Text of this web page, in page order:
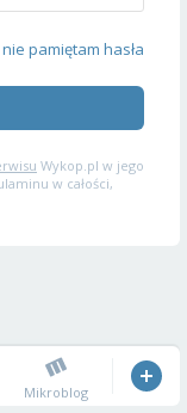
nie pamiętam hasła
Wykop.pl w jego
w całości,
Mikroblog